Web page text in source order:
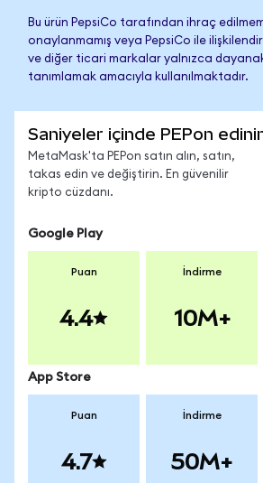
Bu ürün PepsiCo tarafından ihraç
onaylanmamış veya PepsiCo ile
ve diğer ticari markalar yalnızca dayanak
tanımlamak amacıyla kullanılmaktadır.
Saniyeler içinde PEPon
MetaMask'ta PEPon satın alın, satın,
takas edin ve değiştirin. En güvenilir
kripto cüzdanı.
Google Play
Puan
4.4
İndirme
10M+
App Store
Puan
4.7
İndirme
50M+